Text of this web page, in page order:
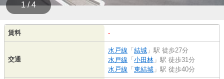
1 / 4
賃料 -
交通
水戸線 「 結城 」駅 徒歩27分
水戸線 「 小田林 」駅 徒歩31分
水戸線 「 東結城 」駅 徒歩40分